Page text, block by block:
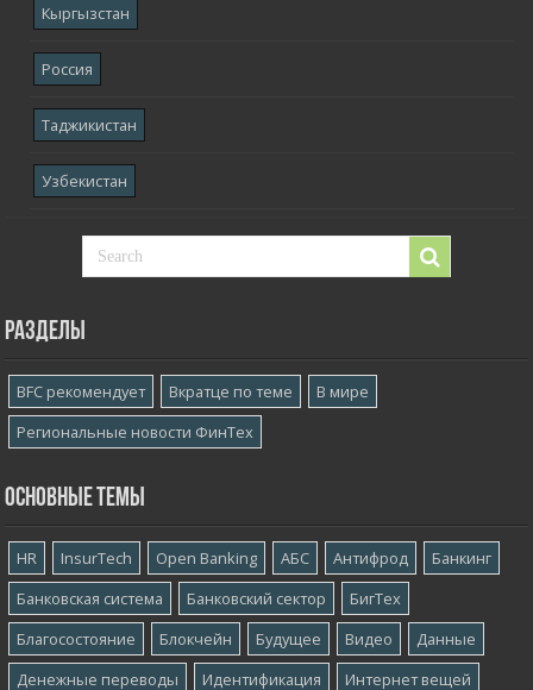
Кыргызстан
Россия
Таджикистан
Узбекистан
Разделы
BFC рекомендует Вкратце по теме
В мире
Региональные новости ФинТех
Основные темы
HR InsurTech Open Banking АБС Антифрод
Банкинг
Банковская система
Банковский сектор
БигТех
Благосостояние
Блокчейн Будущее Видео
Данные
Денежные переводы
Идентификация Интернет вещей